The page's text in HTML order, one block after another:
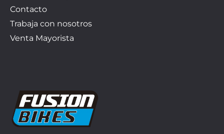
Contacto
Trabaja con nosotros
Venta Mayorista